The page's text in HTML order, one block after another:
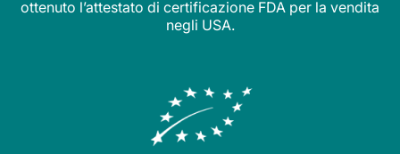
ottenuto l’attestato di certificazione FDA per la vendita
negli USA.